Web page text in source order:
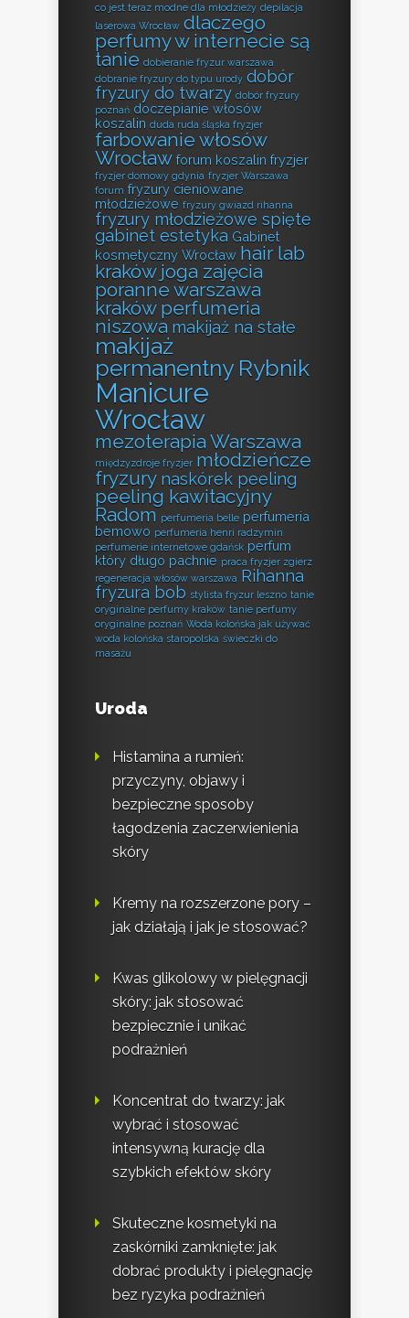
co jest teraz modne dla młodzieży depilacja
laserowa Wrocław dlaczego
perfumy w internecie są
tanie dobieranie fryzur warszawa
dobranie fryzury do typu urody dobór
fryzury do twarzy dobór fryzury
poznań doczepianie włosów
koszalin duda ruda śląska fryzjer
farbowanie włosów
Wrocław forum koszalin fryzjer
fryzjer domowy gdynia fryzjer Warszawa
forum fryzury cieniowane
młodzieżowe fryzury gwiazd rihanna
fryzury młodzieżowe spięte
gabinet estetyka Gabinet
kosmetyczny Wrocław hair lab
kraków joga zajęcia
poranne warszawa
kraków perfumeria
niszowa makijaż na stałe
makijaż
permanentny Rybnik
Manicure
Wrocław
mezoterapia Warszawa
międzyzdroje fryzjer młodzieńcze
fryzury naskórek peeling
peeling kawitacyjny
Radom perfumeria belle perfumeria
bemowo perfumeria henri radzymin
perfumerie internetowe gdańsk perfum
który długo pachnie praca fryzjer zgierz
regeneracja włosów warszawa Rihanna
fryzura bob stylista fryzur leszno tanie
oryginalne perfumy kraków tanie perfumy
oryginalne poznań Woda kolońska jak używać
woda kolońska staropolska świeczki do
masażu
Uroda
Histamina a rumień:
przyczyny, objawy i
bezpieczne sposoby
łagodzenia zaczerwienienia
skóry
Kremy na rozszerzone pory –
jak działają i jak je stosować?
Kwas glikolowy w pielęgnacji
skóry: jak stosować
bezpiecznie i unikać
podrażnień
Koncentrat do twarzy: jak
wybrać i stosować
intensywną kurację dla
szybkich efektów skóry
Skuteczne kosmetyki na
zaskórniki zamknięte: jak
dobrać produkty i pielęgnację
bez ryzyka podrażnień